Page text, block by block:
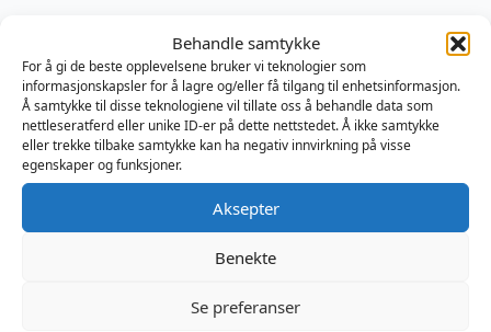
Behandle samtykke
For å gi de beste opplevelsene bruker vi teknologier som
informasjonskapsler for å lagre og/eller få tilgang til enhetsinformasjon.
Å samtykke til disse teknologiene vil tillate oss å behandle data som
nettleseratferd eller unike ID-er på dette nettstedet. Å ikke samtykke
eller trekke tilbake samtykke kan ha negativ innvirkning på visse
egenskaper og funksjoner.
Aksepter
Benekte
Se preferanser
Slippmidler kan være tilstede når du får leketøyet ditt.
De beskytter den under produksjonsprosessen og
under frakt. Det er ufarlig, men rengjør leketøyet før
første gangs bruk med Mister B Clean og du er i
gang.
Kun 1 på lager
Legg I Handlekurv
PVC,Sexleketøy